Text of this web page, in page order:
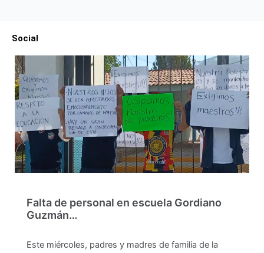
Social
Falta de personal en escuela Gordiano
Guzmán…
Este miércoles, padres y madres de familia de la